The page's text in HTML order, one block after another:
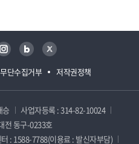
단수집거부 저작권정책
인스타그램 블로그 트위터
승
사업자등록 : 314-82-10024
전 동구-0233호
: 1588-7788(이용료 : 발신자부담)